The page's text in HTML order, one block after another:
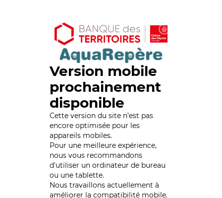
Version mobile
prochainement
disponible
Cette version du site n’est pas
encore optimisée pour les
appareils mobiles.
Pour une meilleure expérience,
nous vous recommandons
d'utiliser un ordinateur de bureau
ou une tablette.
Nous travaillons actuellement à
améliorer la compatibilité mobile.